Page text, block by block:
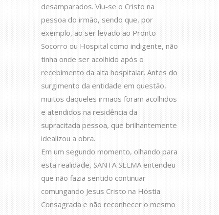
desamparados. Viu-se o Cristo na
pessoa do irmão, sendo que, por
exemplo, ao ser levado ao Pronto
Socorro ou Hospital como indigente, não
tinha onde ser acolhido após o
recebimento da alta hospitalar. Antes do
surgimento da entidade em questão,
muitos daqueles irmãos foram acolhidos
e atendidos na residência da
supracitada pessoa, que brilhantemente
idealizou a obra.
Em um segundo momento, olhando para
esta realidade, SANTA SELMA entendeu
que não fazia sentido continuar
comungando Jesus Cristo na Hóstia
Consagrada e não reconhecer o mesmo